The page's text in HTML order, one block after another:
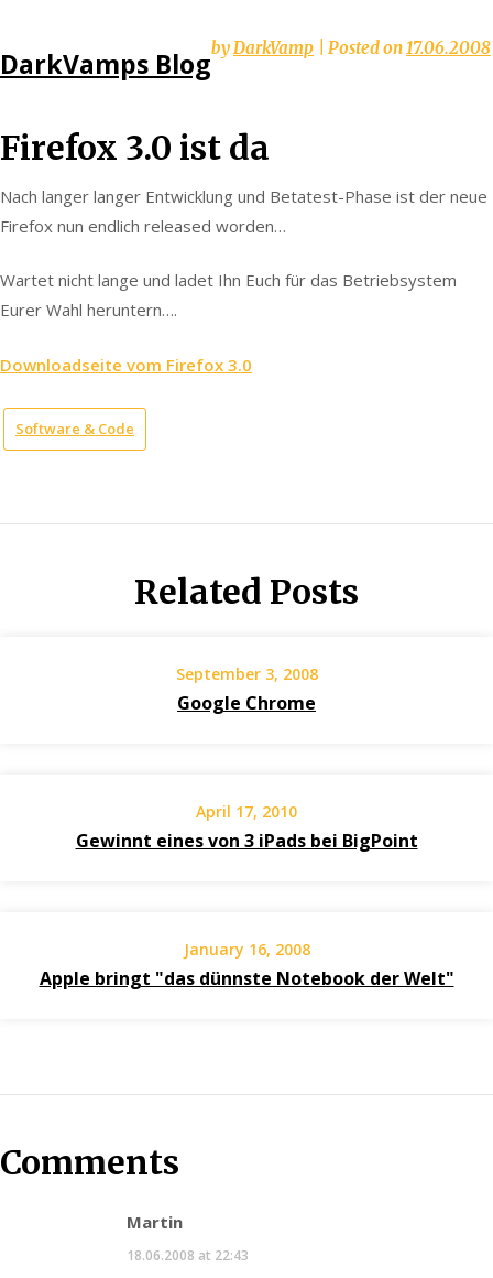
to
DarkVamps Blog
Firefox 3.0 ist da
byDarkVamp Posted on17.06.2008
Nach langer langer Entwicklung und Betatest-Phase ist der neue
Firefox nun endlich released worden…
Wartet nicht lange und ladet Ihn Euch für das Betriebsystem
Eurer Wahl heruntern….
Downloadseite vom Firefox 3.0
Software & Code
Related Posts
September 3, 2008
Google Chrome
April 17, 2010
Gewinnt eines von 3 iPads bei BigPoint
January 16, 2008
Apple bringt "das dünnste Notebook der Welt"
Comments
Martin
18.06.2008 at 22:43